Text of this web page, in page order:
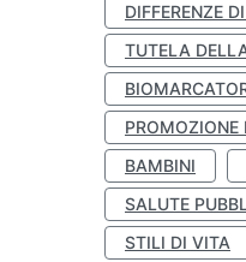
DIFFERENZE
TUTELA
PROMOZIONE
BAMBINI
SALUTE
STILI DI VITA